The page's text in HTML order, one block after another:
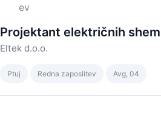
Projektant električnih
Eltek d.o.o.
Ptuj Redna zaposlitev Avg, 04